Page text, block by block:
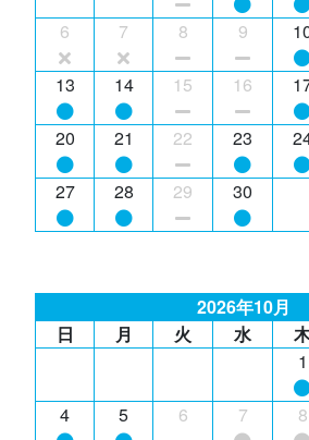
6 7 8 9
13 14 15 16
20 21 22 23
27 28 29 30
2026年10月
日
月 火 水
1
4 5 6 7 8